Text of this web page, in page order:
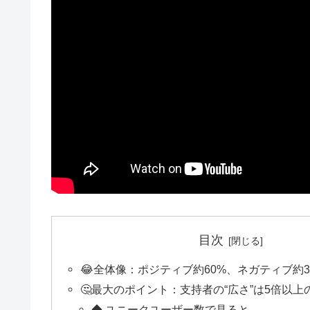
目次
😂全体像：ポジティブ約60%、ネガティブ約
🤔最大のポイント：支持者の“広さ”は5倍以上